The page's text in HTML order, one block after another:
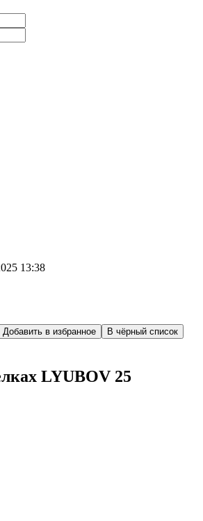
13:38
Добавить в избранное
В чёрный список
LYUBOV 25